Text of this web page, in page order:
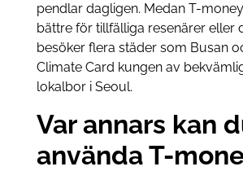
pendlar dagligen. Medan T-
bättre för tillfälliga resenärer eller
besöker flera städer som Busan
Climate Card kungen av
lokalbor i Seoul.
Var annars kan
använda T-